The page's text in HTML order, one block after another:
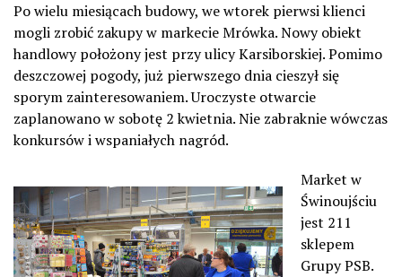
Po wielu miesiącach budowy, we wtorek pierwsi klienci
mogli zrobić zakupy w markecie Mrówka. Nowy obiekt
handlowy położony jest przy ulicy Karsiborskiej. Pomimo
deszczowej pogody, już pierwszego dnia cieszył się
sporym zainteresowaniem. Uroczyste otwarcie
zaplanowano w sobotę 2 kwietnia. Nie zabraknie wówczas
konkursów i wspaniałych nagród.
Market w
Świnoujściu
jest 211
sklepem
Grupy PSB.